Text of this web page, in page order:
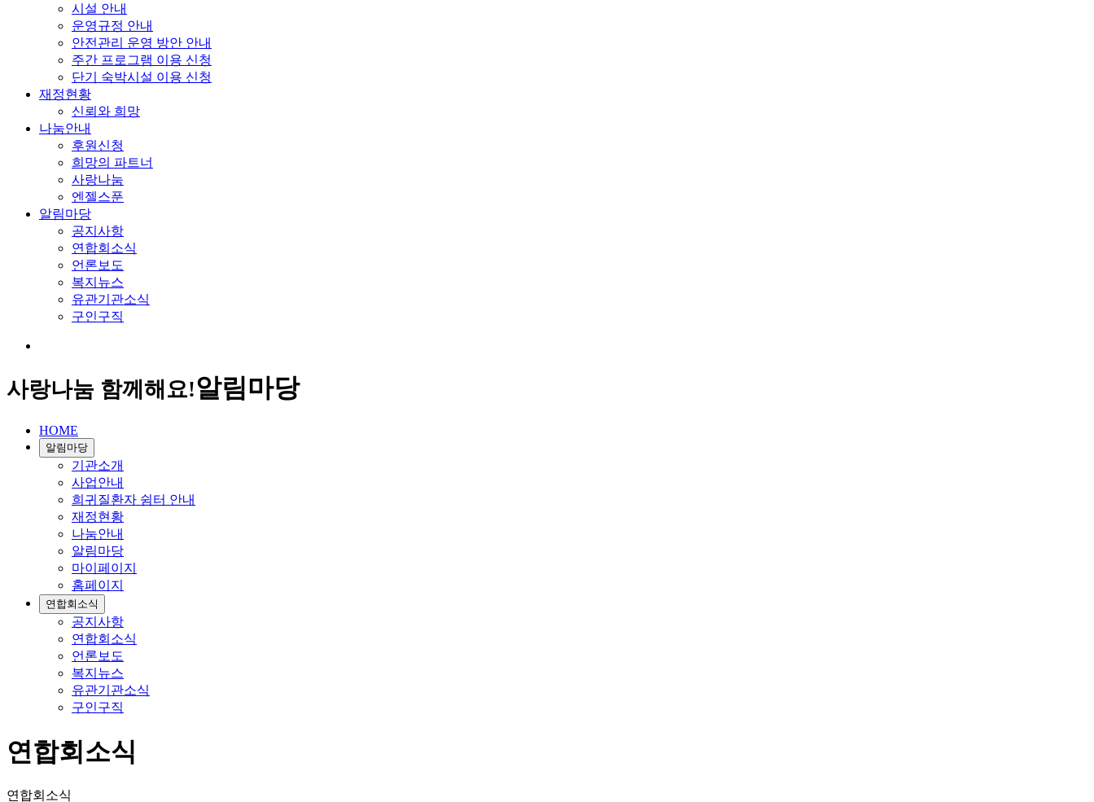
시설 안내
운영규정 안내
안전관리 운영 방안 안내
주간 프로그램 이용 신청
단기 숙박시설 이용 신청
재정현황
신뢰와 희망
나눔안내
후원신청
희망의 파트너
사랑나눔
엔젤스푼
알림마당
공지사항
연합회소식
언론보도
복지뉴스
유관기관소식
구인구직
사랑나눔 함께해요!알림마당
HOME
알림마당
기관소개
사업안내
희귀질환자 쉼터 안내
재정현황
나눔안내
알림마당
마이페이지
홈페이지
연합회소식
공지사항
연합회소식
언론보도
복지뉴스
유관기관소식
구인구직
연합회소식
연합회소식